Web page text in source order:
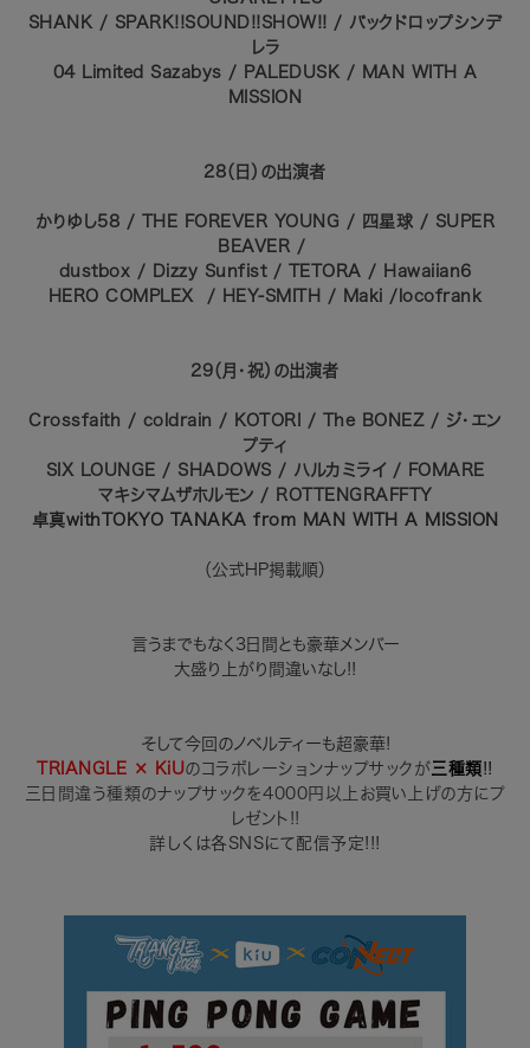
SHANK / SPARK!!SOUND!!SHOW!! / バックドロップシンデ
レラ
04 Limited Sazabys /
PALEDUSK / MAN WITH A
MISSION
28（日）の出演者
かりゆし58 /
THE FOREVER YOUNG / 四星球 / SUPER
BEAVER /
dustbox / Dizzy Sunfist / TETORA / Hawaiian6
HERO COMPLEX /
HEY-SMITH / Maki /locofrank
29（月・祝）の出演者
Crossfaith / coldrain / KOTORI / The BONEZ / ジ・エン
プティ
SIX LOUNGE / SHADOWS / ハルカミライ / FOMARE
マキシマムザホルモン / ROTTENGRAFFTY
卓真withTOKYO TANAKA from MAN WITH A MISSION
（公式HP掲載順）
言うまでもなく3日間とも豪華メンバー
大盛り上がり間違いなし!!
そして今回のノベルティーも超豪華!
TRIANGLE × KiUのコラボレーションナップサックが 三種類!!
三日間 違う種類のナップサックを4000円以上お買い上げの方にプ
レゼント!!
詳しくは各SNSにて配信予定!!!